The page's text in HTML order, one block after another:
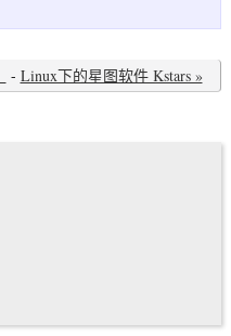
- Linux下的星图软件 Kstars »